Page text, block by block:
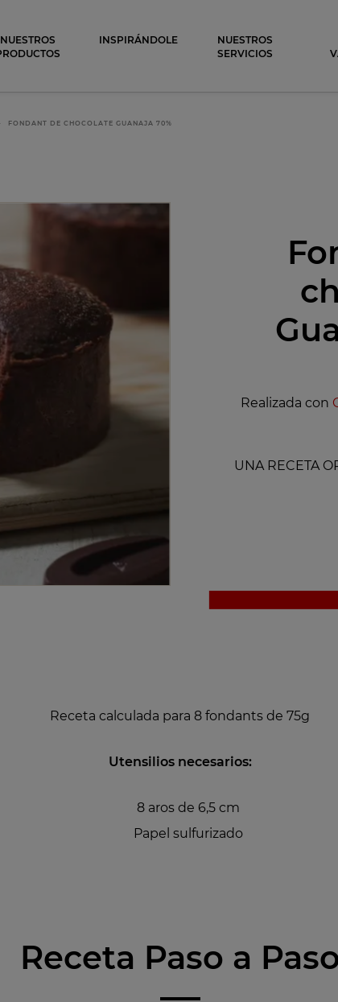
NUESTROS
INSPIRÁNDOLE
NUESTROS
SERVICIOS
FONDANT DE CHOCOLATE GUANAJA 70%
Realizada con
UNA RECETA
Receta calculada para 8 fondants de 75g
Utensilios necesarios:
8 aros de 6,5 cm
Papel sulfurizado
Receta Paso a